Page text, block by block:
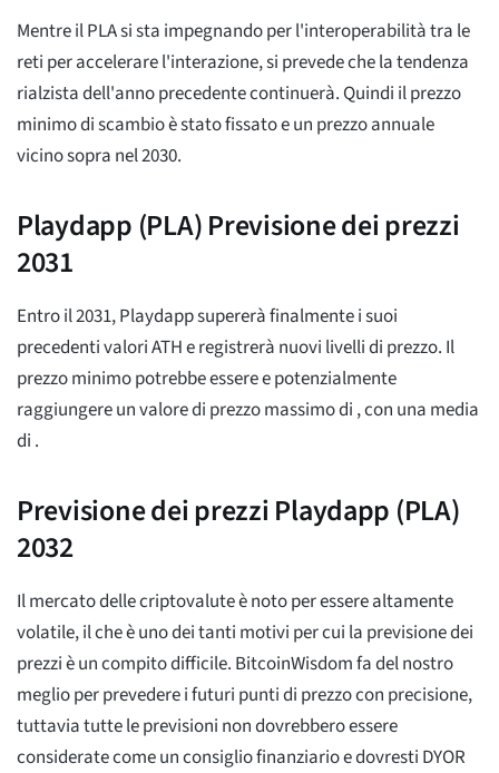
Mentre il PLA si sta impegnando per l'interoperabilità tra le
reti per accelerare l'interazione, si prevede che la tendenza
rialzista dell'anno precedente continuerà. Quindi il prezzo
minimo di scambio è stato fissatoe un prezzo annuale
vicino sopra nel 2030.
Playdapp (PLA) Previsione dei prezzi
2031
Entro il 2031, Playdapp supererà finalmente i suoi
precedenti valori ATH e registrerà nuovi livelli di prezzo. Il
prezzo minimo potrebbe esseree potenzialmente
raggiungere un valore di prezzo massimo di , con una media
di .
Previsione dei prezzi Playdapp (PLA)
2032
Il mercato delle criptovalute è noto per essere altamente
volatile, il che è uno dei tanti motivi per cui la previsione dei
prezzi è un compito difficile. BitcoinWisdom fa del nostro
meglio per prevedere i futuri punti di prezzo con precisione,
tuttavia tutte le previsioni non dovrebbero essere
considerate come un consiglio finanziario e dovresti DYOR